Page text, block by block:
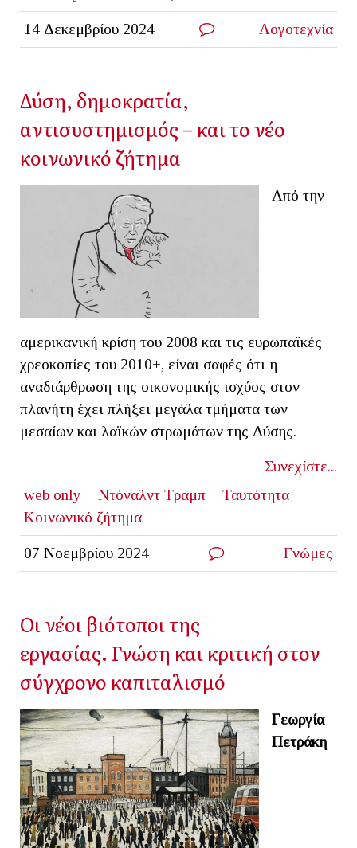
14 Δεκεμβρίου 2024 Λογοτεχνία
Δύση, δημοκρατία,
αντισυστημισμός – και το νέο
κοινωνικό ζήτημα
Από την
αμερικανική κρίση του 2008 και τις ευρωπαϊκές
χρεοκοπίες του 2010+, είναι σαφές ότι η
αναδιάρθρωση της οικονομικής ισχύος στον
πλανήτη έχει πλήξει μεγάλα τμήματα των
μεσαίων και λαϊκών στρωμάτων της Δύσης.
Συνεχίστε...
web only
Ντόναλντ Τραμπ
Ταυτότητα
Κοινωνικό ζήτημα
07 Νοεμβρίου 2024 Γνώμες
Οι νέοι βιότοποι της
εργασίας. Γνώση και κριτική στον
σύγχρονο καπιταλισμό
Γεωργία
Πετράκη